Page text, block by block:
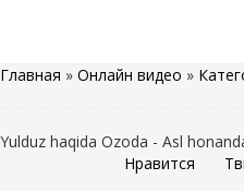
Главная » Онлайн видео »
Yulduz haqida Ozoda - Asl
Нравится